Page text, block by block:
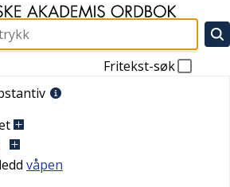
Fritekst-søk
våpen